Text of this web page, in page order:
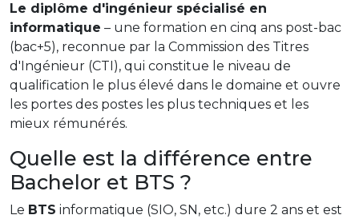
Le diplôme d'ingénieur spécialisé en
informatique – une formation en cinq ans post-bac
(bac+5), reconnue par la Commission des Titres
d'Ingénieur (CTI), qui constitue le niveau de
qualification le plus élevé dans le domaine et ouvre
les portes des postes les plus techniques et les
mieux rémunérés.
Quelle est la différence entre
Bachelor et BTS ?
Le BTS informatique (SIO, SN, etc.) dure 2 ans et est